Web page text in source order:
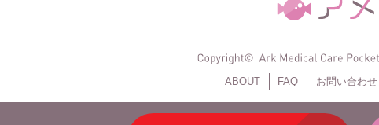
ABOUT FAQ お問い合わせ